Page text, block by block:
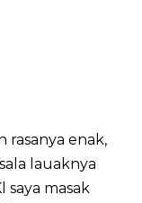
rasanya enak,
lauaknya
saya masak